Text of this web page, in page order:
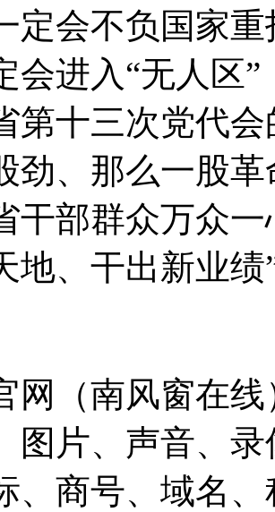
定会不负国家
会进入“无人区
第十三次党代
劲、那么一股
干部群众万众
地、干出新业绩
网（南风窗在
图片、声音、
、商号、域名